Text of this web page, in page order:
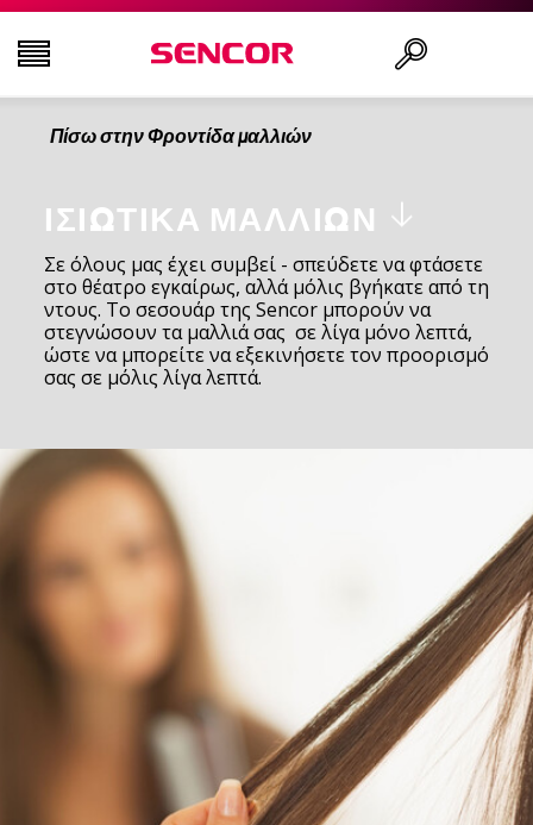
ΤΗΛΕΟΡΆΣΕΙΣ
ΕΙΚΌΝΑ & ΉΧΟΣ
ΟΙΚΙΑΚΌΣ ΕΞΟΠΛΙΣΜΌΣ
ΝΟΙΚΟΚΥΡΙΌ
ΕΊΔΗ ΓΡΑΦΕΊΟΥ ΚΑΙ ΚΑΛΏΔΙΑ
Πίσω στην Φροντίδα μαλλιών
ΙΣΙΩΤΙΚΆ ΜΑΛΛΙΏΝ
Σε όλους μας έχει συμβεί - σπεύδετε να φτάσετε
στο θέατρο εγκαίρως, αλλά μόλις βγήκατε από τη
ντους. Το σεσουάρ της Sencor μπορούν να
στεγνώσουν τα μαλλιά σας σε λίγα μόνο λεπτά,
ώστε να μπορείτε να εξεκινήσετε τον προορισμό
σας σε μόλις λίγα λεπτά.